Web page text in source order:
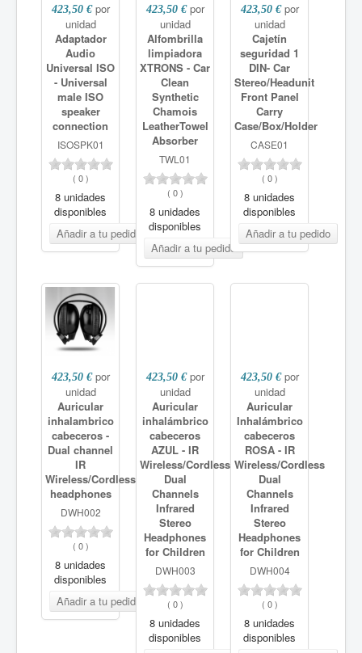
423,50 € por
unidad
Adaptador
Audio
Universal ISO
- Universal
male ISO
speaker
connection
ISOSPK01
( 0)
8 unidades
disponibles
423,50 € por
unidad
Alfombrilla
limpiadora
XTRONS - Car
Clean
Synthetic
Chamois
LeatherTowel
Absorber
TWL01
( 0)
8 unidades
disponibles
423,50 € por
unidad
Cajetín
seguridad 1
DIN- Car
Stereo/Headunit
Front Panel
Carry
Case/Box/Holder
CASE01
( 0)
8 unidades
disponibles
423,50 € por
unidad
Auricular
inhalambrico
cabeceros -
Dual channel
IR
Wireless/Cordless
headphones
DWH002
( 0)
8 unidades
disponibles
423,50 € por
unidad
Auricular
inhalámbrico
cabeceros
AZUL - IR
Wireless/Cordless
Dual
Channels
Infrared
Stereo
Headphones
for Children
DWH003
( 0)
8 unidades
disponibles
423,50 € por
unidad
Auricular
Inhalámbrico
cabeceros
ROSA - IR
Wireless/Cordless
Dual
Channels
Infrared
Stereo
Headphones
for Children
DWH004
( 0)
8 unidades
disponibles